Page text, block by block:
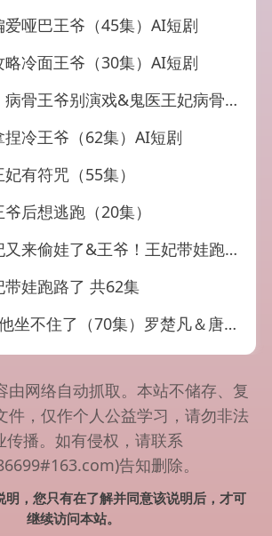
哑巴王爷（45集）AI短剧
冷面王爷（30集）AI短剧
别演戏&鬼医王妃病骨王爷别演戏（93集）AI短剧
冷王爷（62集）AI短剧
有符咒（55集）
后想逃跑（20集）
了&王爷！王妃带娃跑路了（62集）姜晨&杨紫艺
娃跑路了 共62集
坐不住了（70集）罗楚凡＆唐七七
由网络自动抓取。本站不储存、复
件，仅作个人公益学习，请勿非法
传播。如有侵权，请联系
告知删除。
明，您只有在了解并同意该说明后，才可
继续访问本站。